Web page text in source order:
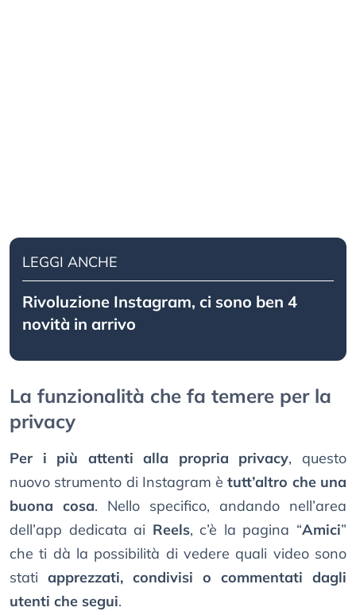
LEGGI ANCHE
Rivoluzione Instagram, ci sono ben 4
novità in arrivo
La funzionalità che fa temere per la
privacy
Per i più attenti alla propria privacy, questo
nuovo strumento di Instagram ètutt’altro che una
buona cosa. Nello specifico, andando nell’area
dell’app dedicata ai Reels, c’è la pagina “Amici”
che ti dà la possibilità di vedere quali video sono
stati apprezzati, condivisi o commentati dagli
utenti che segui.